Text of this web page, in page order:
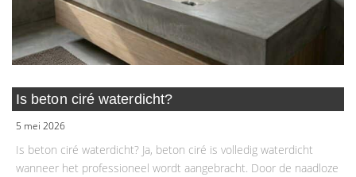
Is beton ciré waterdicht?
5 mei 2026
Is beton ciré waterdicht? Ja, beton ciré is volledig waterdicht
wanneer het professioneel wordt aangebracht. Door de naadloze